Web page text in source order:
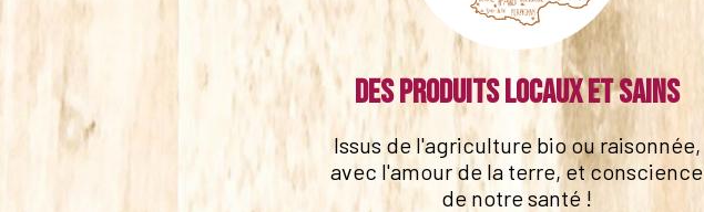
Des produits locaux et sains
Issus de l'agriculture bio ou raisonnée,
avec l'amour de la terre, et conscience
de notre santé !